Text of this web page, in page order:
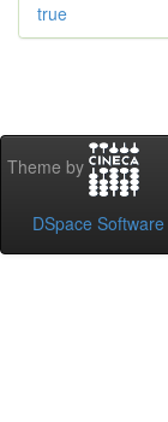
true
Theme by
DSpace Software